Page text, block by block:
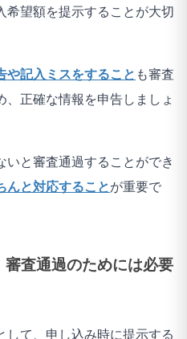
望額を提示することが大切
や記入ミスをすること も審査
正確な情報を申告しましょ
と審査通過することができ
んと対応することが重要で
査通過のためには必要
て、申し込み時に提示する